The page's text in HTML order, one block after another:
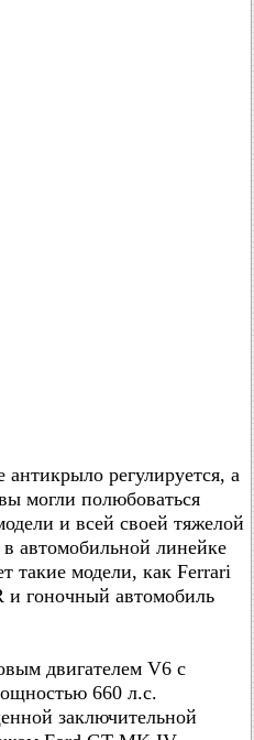
регулируется, а
могли полюбоваться
и всей своей тяжелой
автомобильной линейке
такие модели, как Ferrari
гоночный автомобиль
двигателем V6 с
660 л.с.
заключительной